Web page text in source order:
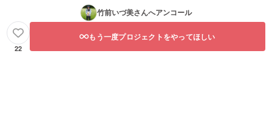
竹前いづ美さんへアンコール
22
もう一度プロジェクトをやってほしい